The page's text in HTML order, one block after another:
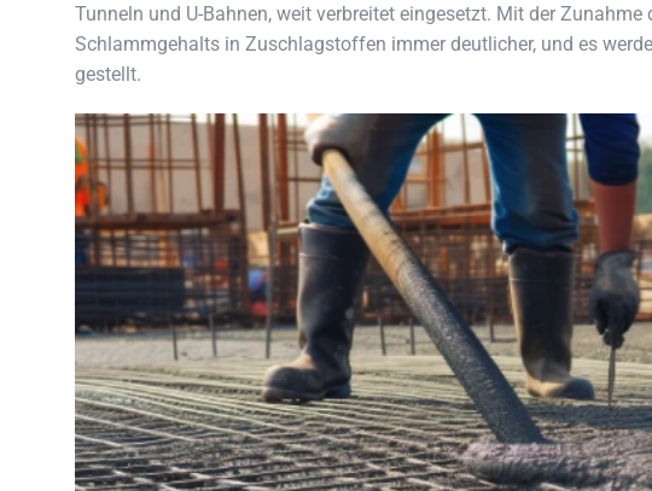
Tunneln und U-Bahnen, weit verbreitet eingesetzt. Mit der
Schlammgehalts in Zuschlagstoffen immer deutlicher, und es
gestellt.